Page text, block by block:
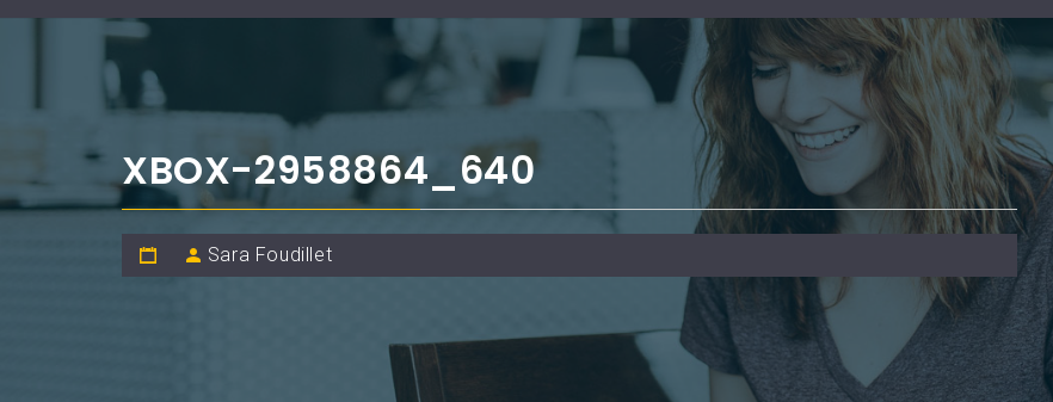
XBOX-2958864_640
Sara Foudillet